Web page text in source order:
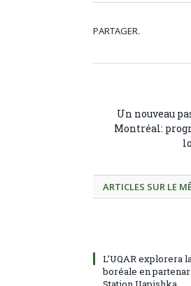
PARTAGER.
Un nouveau
Montréal:
ARTICLES SUR LE
L’UQAR explorera
boréale en